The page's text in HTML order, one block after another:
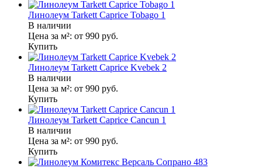
Линолеум Tarkett Caprice Tobago 1
В наличии
Цена за м²: от 990 руб.
Купить
Линолеум Tarkett Caprice Kvebek 2
В наличии
Цена за м²: от 990 руб.
Купить
Линолеум Tarkett Caprice Cancun 1
В наличии
Цена за м²: от 990 руб.
Купить